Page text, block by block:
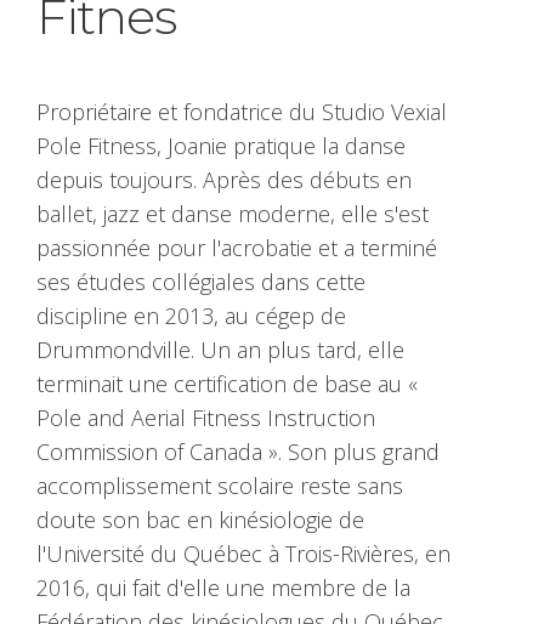
Fitnes
Propriétaire et fondatrice du Studio Vexial
Pole Fitness, Joanie pratique la danse
depuis toujours. Après des débuts en
ballet, jazz et danse moderne, elle s'est
passionnée pour l'acrobatie et a terminé
ses études collégiales dans cette
discipline en 2013, au cégep de
Drummondville. Un an plus tard, elle
terminait une certification de base au «
Pole and Aerial Fitness Instruction
Commission of Canada ». Son plus grand
accomplissement scolaire reste sans
doute son bac en kinésiologie de
l'Université du Québec à Trois-Rivières, en
2016, qui fait d'elle une membre de la